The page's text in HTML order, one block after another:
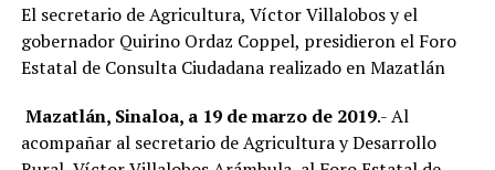
El secretario de Agricultura, Víctor Villalobos y el
gobernador Quirino Ordaz Coppel, presidieron el Foro
Estatal de Consulta Ciudadana realizado en Mazatlán
Mazatlán, Sinaloa, a 19 de marzo de 2019.- Al
acompañar al secretario de Agricultura y Desarrollo